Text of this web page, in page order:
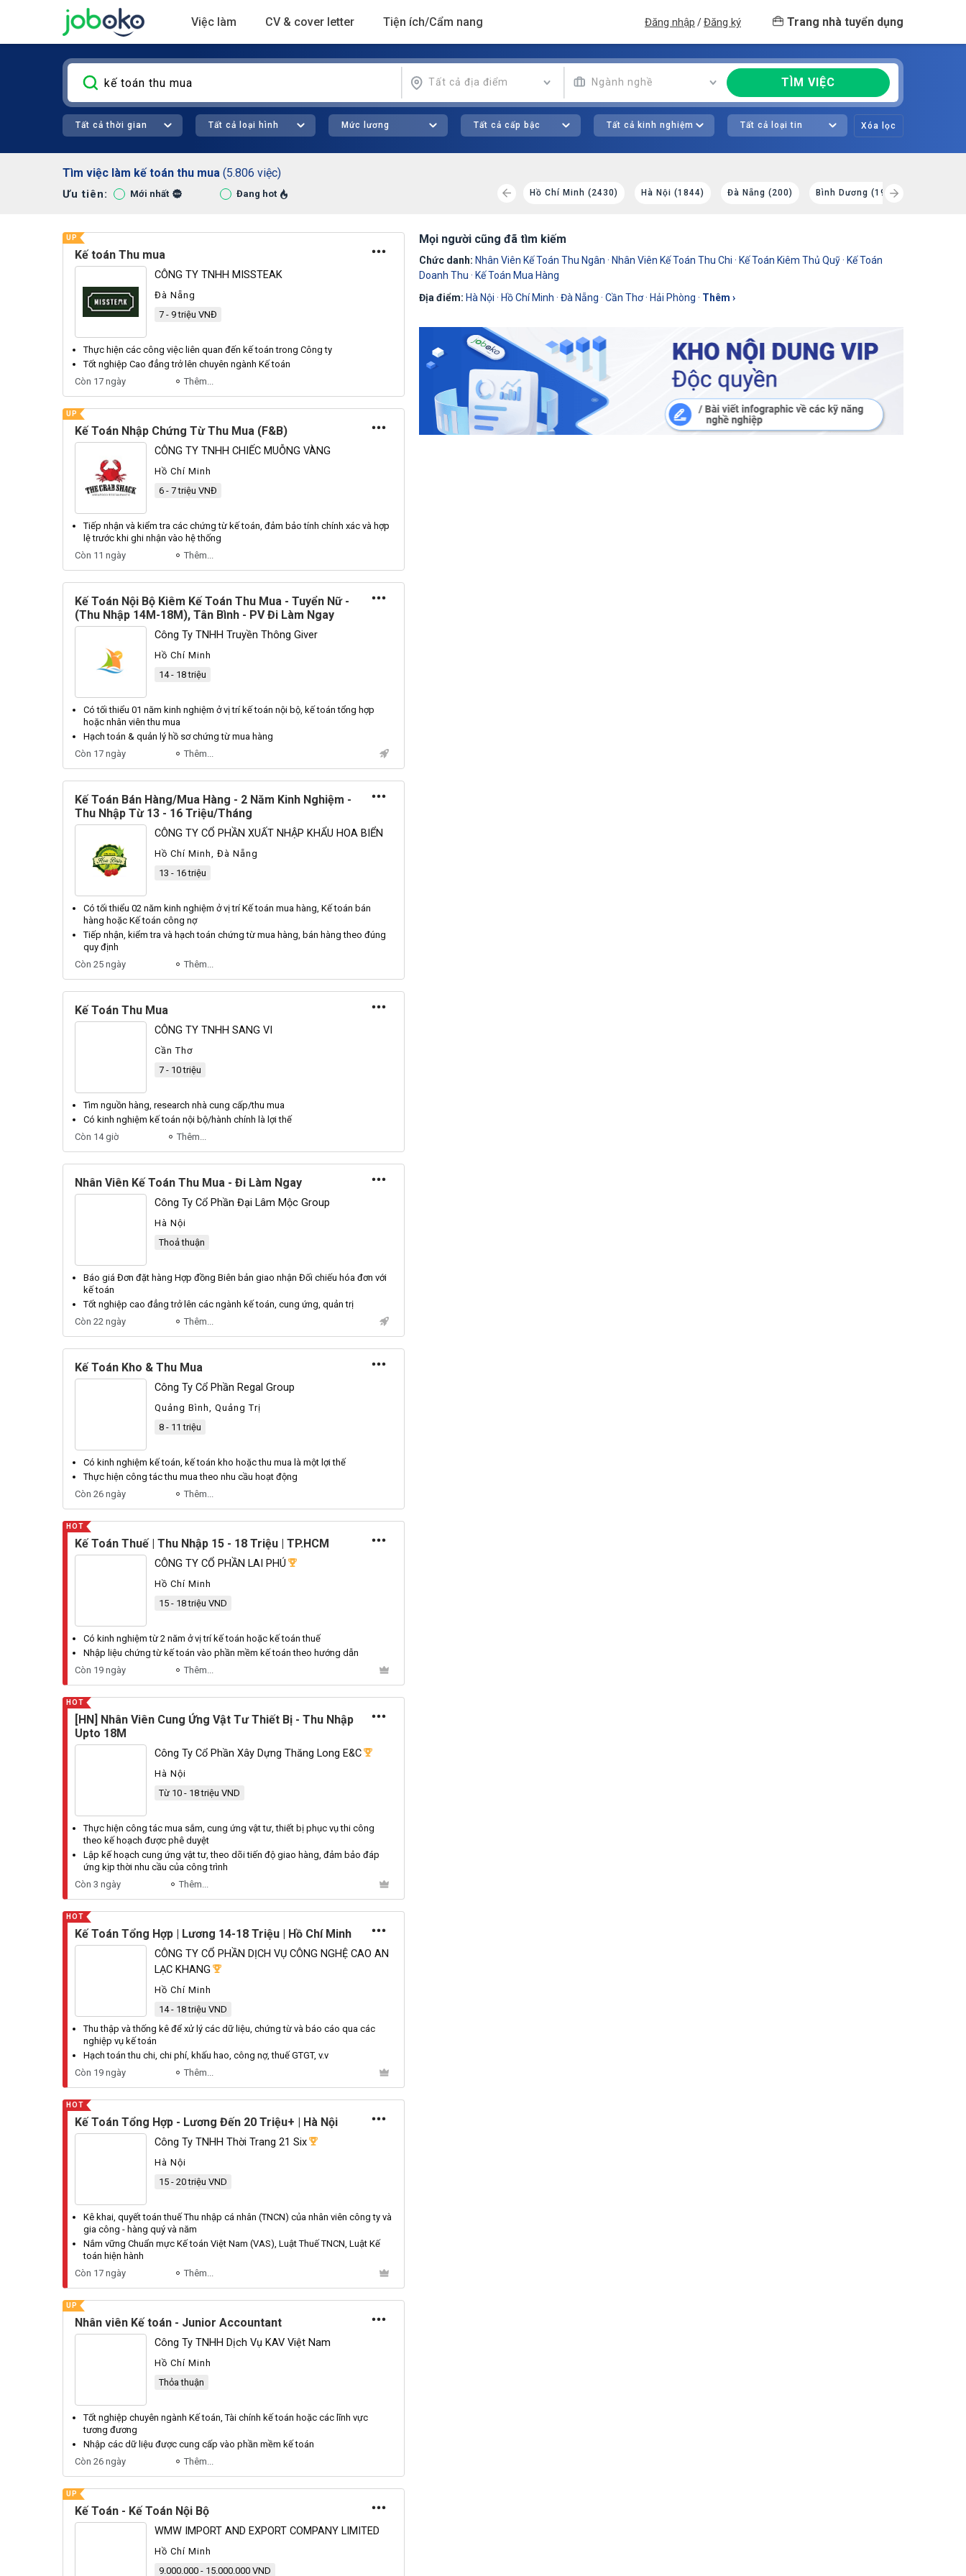
Việc làm CV & cover letter Tiện ích/Cẩm nang Đăng nhập /Đăng ký Trang nhà tuyển dụng
Tất cả địa điểm Ngành nghề TÌM VIỆC
Tất cả thời gian Tất cả loại hình Mức lương Tất cả cấp bậc Tất cả kinh nghiệm Tất cả loại tin Xóa lọc
Tìm việc làm kế toán thu mua (5.806 việc)
Ưu tiên: Mới nhất Đang hot
Hà Nội (1844) Đà Nẵng (200) Long An (161) Hồ Chí Minh (2430) Hà Nội (1844) Đà Nẵng (200) Bình Dương (197)
UP
Kế toán Thu mua
CÔNG TY TNHH MISSTEAK
Đà Nẵng
7 - 9 triệu VNĐ
Thực hiện các công việc liên quan đến kế toán trong Công ty
Tốt nghiệp Cao đẳng trở lên chuyên ngành Kế toán
Còn 17 ngày
Thêm...
UP
Kế Toán Nhập Chứng Từ Thu Mua (F&B)
CÔNG TY TNHH CHIẾC MUỖNG VÀNG
Hồ Chí Minh
6 - 7 triệu VNĐ
Tiếp nhận và kiểm tra các chứng từ kế toán, đảm bảo tính chính xác và hợp
lệ trước khi ghi nhận vào hệ thống
Còn 11 ngày
Thêm...
Kế Toán Nội Bộ Kiêm Kế Toán Thu Mua - Tuyển Nữ -
(Thu Nhập 14M-18M), Tân Bình - PV Đi Làm Ngay
Công Ty TNHH Truyền Thông Giver
Hồ Chí Minh
14 - 18 triệu
Có tối thiểu 01 năm kinh nghiệm ở vị trí kế toán nội bộ, kế toán tổng hợp
hoặc nhân viênthu mua
Hạchtoán & quản lý hồ sơ chứng từ mua hàng
Còn 17 ngày
Thêm...
Kế Toán Bán Hàng/Mua Hàng - 2 Năm Kinh Nghiệm -
Thu Nhập Từ 13 - 16 Triệu/Tháng
CÔNG TY CỔ PHẦN XUẤT NHẬP KHẨU HOA BIỂN
Hồ Chí Minh, Đà Nẵng
13 - 16 triệu
Có tối thiểu 02 năm kinh nghiệm ở vị tríKế toán mua hàng, Kế toán bán
hàng hoặc Kế toán công nợ
Tiếp nhận, kiểm tra và hạchtoán chứng từ mua hàng, bán hàng theo đúng
quy định
Còn 25 ngày
Thêm...
Kế Toán Thu Mua
CÔNG TY TNHH SANG VI
Cần Thơ
7 - 10 triệu
Tìm nguồn hàng, research nhà cung cấp/thu mua
Có kinh nghiệm kế toán nội bộ/hành chính là lợi thế
Còn 14 giờ
Thêm...
Nhân Viên Kế Toán Thu Mua - Đi Làm Ngay
Công Ty Cổ Phần Đại Lâm Mộc Group
Hà Nội
Thoả thuận
Báo giá Đơn đặt hàng Hợp đồng Biên bản giao nhận Đối chiếu hóa đơn với
kế toán
Tốt nghiệp cao đẳng trở lên các ngành kế toán, cung ứng, quản trị
Còn 22 ngày
Thêm...
Kế Toán Kho & Thu Mua
Công Ty Cổ Phần Regal Group
Quảng Bình, Quảng Trị
8 - 11 triệu
Có kinh nghiệm kế toán, kế toán kho hoặcthu mua là một lợi thế
Thực hiện công tácthu muatheo nhu cầu hoạt động
Còn 26 ngày
Thêm...
HOT
Kế Toán Thuế | Thu Nhập 15 - 18 Triệu | TP.HCM
CÔNG TY CỔ PHẦN LAI PHÚ
Hồ Chí Minh
15 - 18 triệu VND
Có kinh nghiệm từ 2 năm ở vị trí kế toán hoặc kế toán thuế
Nhập liệu chứng từ kế toán vào phần mềm kế toán theo hướng dẫn
Còn 19 ngày
Thêm...
HOT
[HN] Nhân Viên Cung Ứng Vật Tư Thiết Bị - Thu Nhập
Upto 18M
Công Ty Cổ Phần Xây Dựng Thăng Long E&C
Hà Nội
Từ 10 - 18 triệu VND
Thực hiện công tác mua sắm, cung ứng vật tư, thiết bị phục vụ thi công
theo kế hoạch được phê duyệt
Lập kế hoạch cung ứng vật tư, theo dõi tiến độ giao hàng, đảm bảo đáp
ứng kịp thời nhu cầu của công trình
Còn 3 ngày
Thêm...
HOT
Kế Toán Tổng Hợp | Lương 14-18 Triệu | Hồ Chí Minh
CÔNG TY CỔ PHẦN DỊCH VỤ CÔNG NGHỆ CAO AN
LẠC KHANG
Hồ Chí Minh
14 - 18 triệu VND
Thu thập và thống kê để xử lý các dữ liệu, chứng từ và báo cáo qua các
nghiệp vụ kế toán
Hạchtoán thu chi, chi phí, khấu hao, công nợ, thuế GTGT, v.v
Còn 19 ngày
Thêm...
HOT
Kế Toán Tổng Hợp - Lương Đến 20 Triệu+ | Hà Nội
Công Ty TNHH Thời Trang 21 Six
Hà Nội
15 - 20 triệu VND
Kê khai, quyết toán thuếThu nhập cá nhân (TNCN) của nhân viên công ty và
gia công - hàng quý và năm
Nắm vững Chuẩn mực Kế toán Việt Nam (VAS), Luật Thuế TNCN, Luật Kế
toán hiện hành
Còn 17 ngày
Thêm...
UP
Nhân viên Kế toán - Junior Accountant
Công Ty TNHH Dịch Vụ KAV Việt Nam
Hồ Chí Minh
Thỏa thuận
Tốt nghiệp chuyên ngành Kế toán, Tài chính kế toán hoặc các lĩnh vực
tương đương
Nhập các dữ liệu được cung cấp vào phần mềm kế toán
Còn 26 ngày
Thêm...
UP
Kế Toán - Kế Toán Nội Bộ
WMW IMPORT AND EXPORT COMPANY LIMITED
Hồ Chí Minh
9.000.000 - 15.000.000 VND
Mọi người cũng đã tìm kiếm
Chức danh: Nhân Viên Kế Toán Thu Ngân · Nhân Viên Kế Toán Thu Chi · Kế Toán Kiêm Thủ Quỹ· Kế Toán
Doanh Thu · Kế Toán Mua Hàng
Địa điểm: Hà Nội · Hồ Chí Minh ·Đà Nẵng ·Cần Thơ· Hải Phòng · Thêm ›